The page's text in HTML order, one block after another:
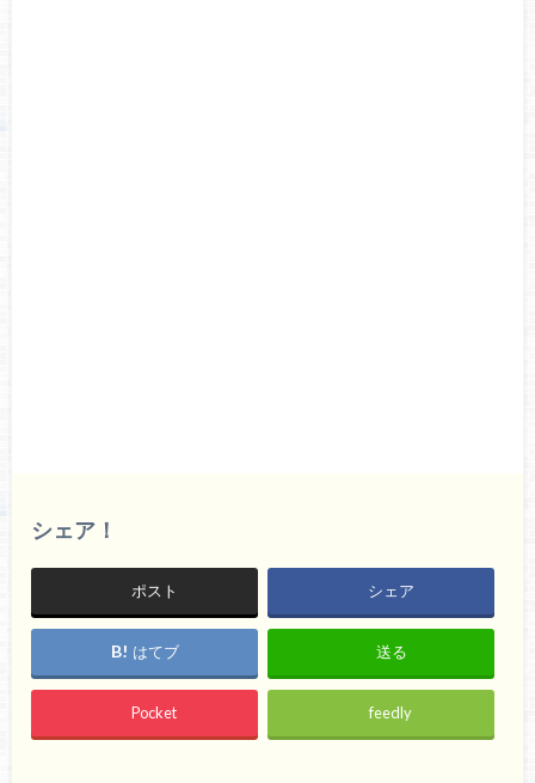
シェア！
ポスト シェア
はてブ 送る
Pocket feedly